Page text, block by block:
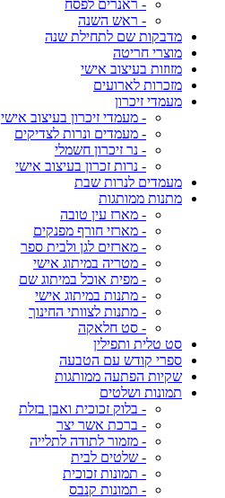
- ראנרים לפסח
- ראש השנה
מדבקות שם לתחילת שנה
מוצרי חריטה
מזוזות בעיצוב אישי
מזכרות לארועים
מעמדי זיכרון
- מעמדי זיכרון בעיצוב אישי
- מעמדים ונרות לצדיקים
- נר זיכרון חשמלי
- נרות זכרון בעיצוב אישי
מעמדים לנרות שבת
מתנות ממותגות
- מארז עין טובה
- מארזי חורף מפנקים
- מארזים לגן ולבית ספר
- מטריה במיתוג אישי
- מפית אוכל במיתוג שם
- מתנות במיתוג אישי
- מתנות לצוותי החינוך
- סט חלאקה
סט טלית ותפילין
ספרי קודש עם הטבעה
שקיות הפתעה ממותגות
תמונות ושלטים
- בלוק זכוכית ואבן בזלת
- ברכת אשר יצר
- מזמור לתודה לתלייה
- שלטים לבית
- תמונות זכוכית
- תמונות קנבס